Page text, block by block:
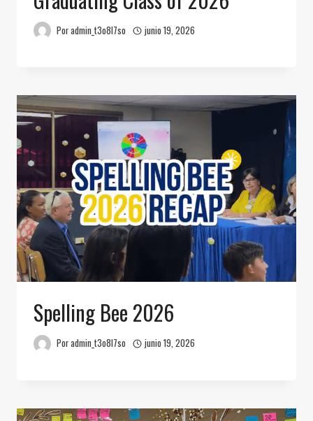
Poradmin_t3o8l7so junio 19, 2026
Spelling Bee 2026
Poradmin_t3o8l7so junio 19, 2026